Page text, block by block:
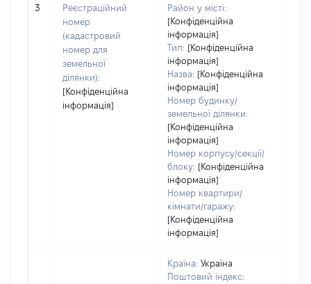
3
Реєстраційний
номер
(кадастровий
номер для
земельної
ділянки):
[Конфіденційна
інформація]
Район у місті:
[Конфіденційна
інформація]
Тип: [Конфіденційна
інформація]
Назва: [Конфіденційна
інформація]
Номер будинку/
земельної ділянки:
[Конфіденційна
інформація]
Номер корпусу/секції/
блоку: [Конфіденційна
інформація]
Номер квартири/
кімнати/гаражу:
[Конфіденційна
інформація]
Країна: Україна
Поштовий індекс: